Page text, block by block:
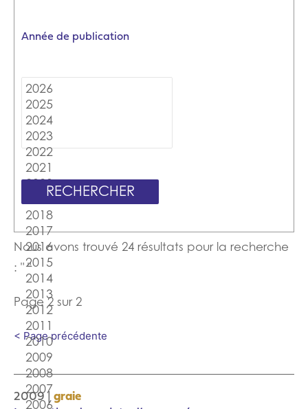
Année de publication
Nous avons trouvé 24 résultats pour la recherche
: " "
Page 2 sur 2
< Page précédente
2009| graie